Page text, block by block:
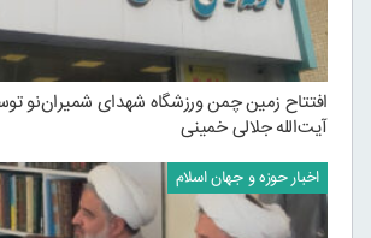
افتتاح زمین چمن ورزشگاه شهدای شمیران‌نو
آیت‌الله جلالی خمینی
اخبار حوزه و جهان اسلام